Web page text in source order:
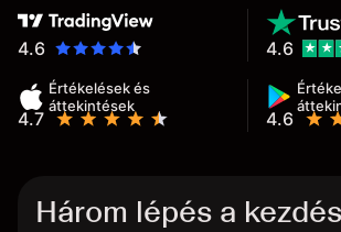
4.6
Értékelések és
áttekintések
4.7 4.6
4.6
Három lépés a